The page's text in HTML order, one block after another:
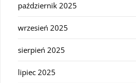
październik 2025
wrzesień 2025
sierpień 2025
lipiec 2025